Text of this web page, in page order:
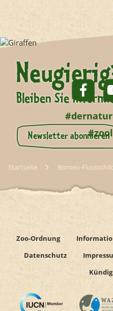
Bleiben Sie
Newsletter abonnieren
Startseite Borneo-
Zoo-Ordnung
Datenschutz